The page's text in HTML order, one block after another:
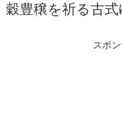
穀豊穣を祈る古式
スポ